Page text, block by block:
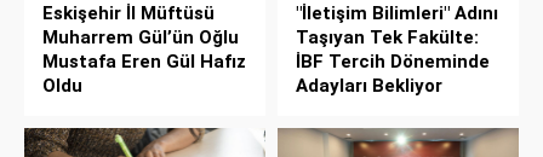
Eskişehir İl Müftüsü
Muharrem Gül’ün Oğlu
Mustafa Eren Gül Hafız
Oldu
"İletişim Bilimleri" Adını
Taşıyan Tek Fakülte:
İBF Tercih Döneminde
Adayları Bekliyor